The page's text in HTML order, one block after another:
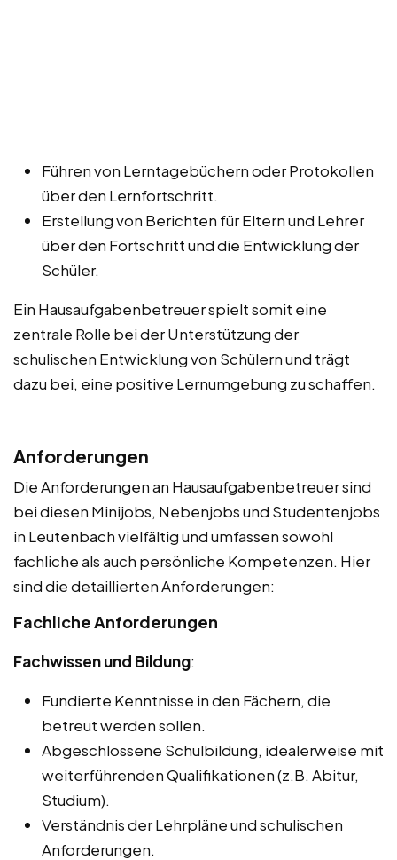
Führen von Lerntagebüchern oder Protokollen
über den Lernfortschritt.
Erstellung von Berichten für Eltern und Lehrer
über den Fortschritt und die Entwicklung der
Schüler.
Ein Hausaufgabenbetreuer spielt somit eine
zentrale Rolle bei der Unterstützung der
schulischen Entwicklung von Schülern und trägt
dazu bei, eine positive Lernumgebung zu schaffen.
Anforderungen
Die Anforderungen an Hausaufgabenbetreuer sind
bei diesen Minijobs, Nebenjobs und Studentenjobs
in Leutenbach vielfältig und umfassen sowohl
fachliche als auch persönliche Kompetenzen. Hier
sind die detaillierten Anforderungen:
Fachliche Anforderungen
Fachwissen und Bildung:
Fundierte Kenntnisse in den Fächern, die
betreut werden sollen.
Abgeschlossene Schulbildung, idealerweise mit
weiterführenden Qualifikationen (z.B. Abitur,
Studium).
Verständnis der Lehrpläne und schulischen
Anforderungen.